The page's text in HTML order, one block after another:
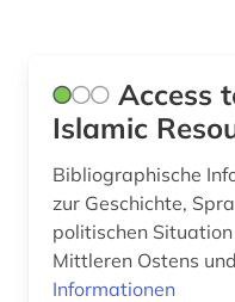
urdu (1)
usa (2)
wirtschaft (1)
Access
Islamic
Bibliographische
zur Geschichte,
politischen
Mittleren Ostens
Informationen